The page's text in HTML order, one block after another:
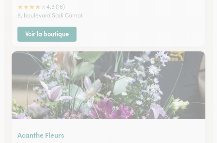
★★★★
4.3 (16)
8, boulevard Sadi Carnot
Voir la boutique
Acanthe Fleurs